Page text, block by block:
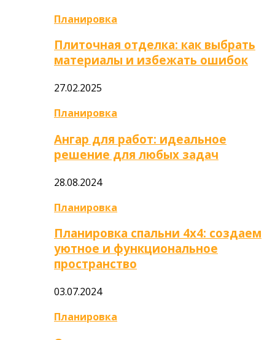
Планировка
Плиточная отделка: как выбрать
материалы и избежать ошибок
27.02.2025
Планировка
Ангар для работ: идеальное
решение для любых задач
28.08.2024
Планировка
Планировка спальни 4х4: создаем
уютное и функциональное
пространство
03.07.2024
Планировка